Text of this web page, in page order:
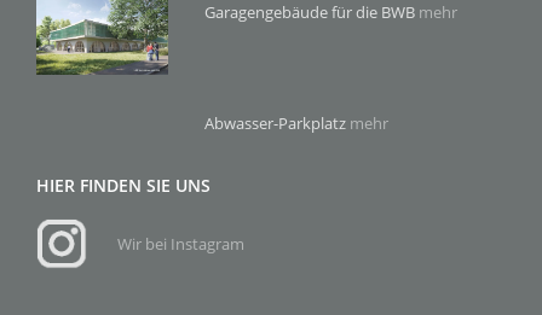
Garagengebäude für die BWB mehr
Abwasser-Parkplatz mehr
HIER FINDEN SIE UNS
Wir bei Instagram